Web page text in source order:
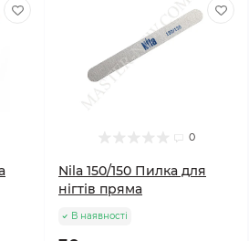
0
Nila 150/150 Пилка для
нігтів пряма
В наявності